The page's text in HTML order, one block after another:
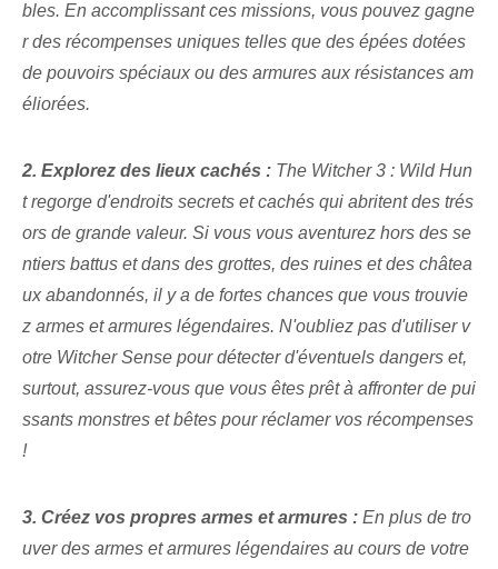
bles. En accomplissant ces missions, vous pouvez gagne
r des récompenses uniques telles que des épées dotées
de pouvoirs spéciaux ou des armures aux résistances am
éliorées.
2. Explorez des lieux cachés : The‌ Witcher⁤ 3 : Wild Hun
t ​regorge d'endroits ‍secrets et cachés‍ qui abritent⁣ des trés
ors de grande valeur.‌ Si⁢ vous vous aventurez hors des se
ntiers battus et dans des grottes, des ruines et des châtea
ux abandonnés, il y a de fortes chances que vous trouvie
z armes et armures légendaires. N'oubliez pas d'utiliser v
otre Witcher Sense pour détecter d'éventuels dangers et,
surtout, assurez-vous que vous êtes prêt à affronter de pui
ssants monstres et bêtes pour réclamer vos récompenses
!
3. Créez vos propres armes et armures : En plus de tro
uver des armes et armures légendaires au cours de votre